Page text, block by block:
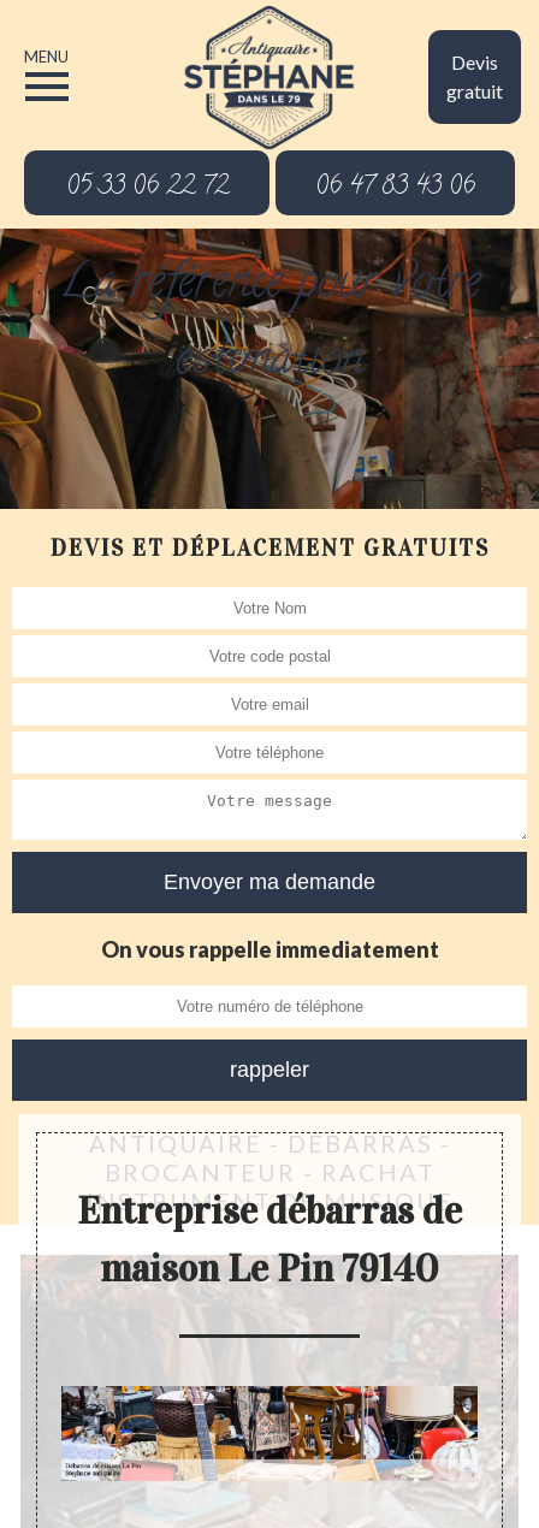
Devis
gratuit
MENU
05 33 06 22 72 06 47 83 43 06
La référence pour votre
estimation
DEVIS ET DÉPLACEMENT GRATUITS
On vous rappelle immediatement
ANTIQUAIRE - DÉBARRAS -
BROCANTEUR - RACHAT
INSTRUMENT DE MUSIQUE
Entreprise débarras de
maison Le Pin 79140